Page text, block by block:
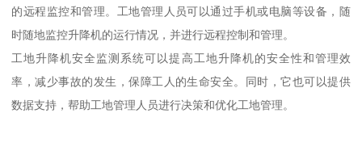
的远程监控和管理。工地管理人员可以通过手机或电脑等设备，随
时随地监控升降机的运行情况，并进行远程控制和管理。
工地升降机安全监测系统可以提高工地升降机的安全性和管理效
率，减少事故的发生，保障工人的生命安全。同时，它也可以提供
数据支持，帮助工地管理人员进行决策和优化工地管理。